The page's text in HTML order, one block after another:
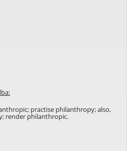
practise philanthropy; also,
render philanthropic.